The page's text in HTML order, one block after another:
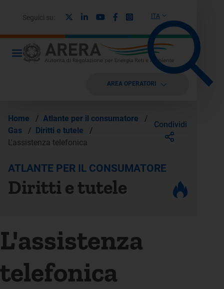
ITA
Seguici su: LinkedinYoutubeFacebook
Instagram
AREA OPERATORI
Home / Atlante per il consumatore
/
Gas
/ Diritti e tutele
/
L'assistenza telefonica
Condividi
ATLANTE PER IL CONSUMATORE
Diritti e tutele
L'assistenza
telefonica